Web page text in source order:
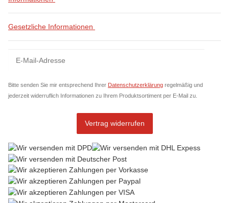
Gesetzliche Informationen
Newsletter Abonnieren
Bitte senden Sie mir entsprechend Ihrer Datenschutzerklärung regelmäßig und
jederzeit widerruflich Informationen zu Ihrem Produktsortiment per E-Mail zu.
Vertrag widerrufen